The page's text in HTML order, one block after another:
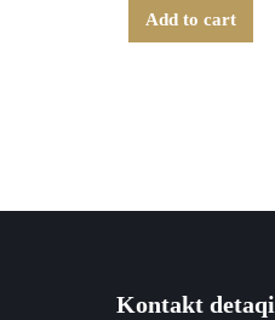
Add to cart
Kontakt detaqi